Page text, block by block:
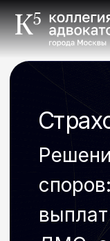
Решение
споров:
выплат
ДМС,